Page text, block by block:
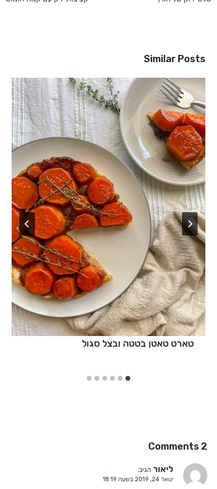
Similar Posts
טארט טאטן בטטה ובצל סגול
2 Comments
ליאור הגיב:
ינואר 24, 2019 בשעה 18:19